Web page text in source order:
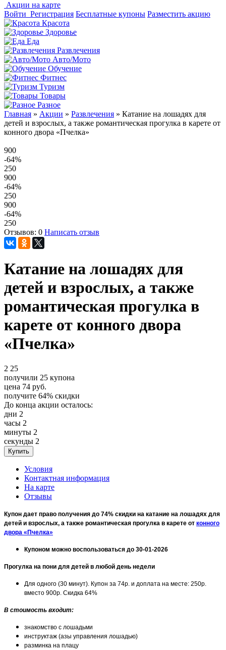
Акции на карте
Войти Регистрация Бесплатные купоны Разместить акцию
Красота
Здоровье
Еда
Развлечения
Авто/Мото
Обучение
Фитнес
Туризм
Товары
Разное
Главная » Акции » Развлечения » Катание на лошадях для
детей и взрослых, а также романтическая прогулка в карете от
конного двора «Пчелка»
900
-64%
250
900
-64%
250
900
-64%
250
Отзывов: 0 Написать отзыв
Катание на лошадях для
детей и взрослых, а также
романтическая прогулка в
карете от конного двора
«Пчелка»
2 25
получили 25 купона
цена 74 руб.
получите 64% скидки
До конца акции осталось:
дни 2
часы 2
минуты 2
секунды 2
Условия
Контактная информация
На карте
Отзывы
Купон дает право получения до 74% скидки на катание на лошадях для
детей и взрослых, а также романтическая прогулка в карете от конного
двора «Пчелка»
Купоном можно воспользоваться до 30-01-2026
Прогулка на пони для детей в любой день недели
Для одного (30 минут). Купон за 74р. и доплата на месте: 250р.
вместо 900р. Скидка 64%
В стоимость входит:
знакомство с лошадьми
инструктаж (азы управления лошадью)
разминка на плацу